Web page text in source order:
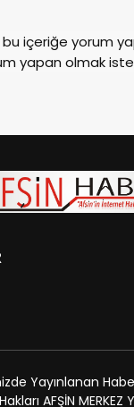
içeriğe yorum
yapan olmak
Yayınlanan
AFŞİN MERKEZ